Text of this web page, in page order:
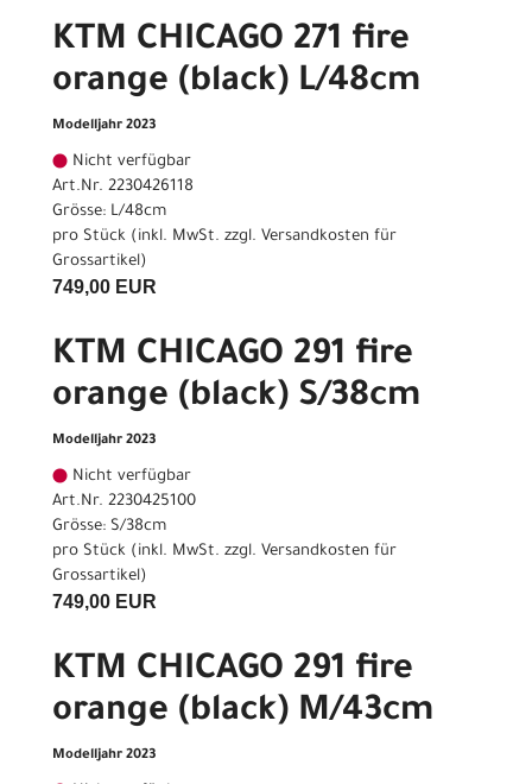
KTM CHICAGO 271 fire
orange (black) L/48cm
Modelljahr 2023
Nicht verfügbar
Art.Nr. 2230426118
Grösse: L/48cm
pro Stück (inkl. MwSt. zzgl. Versandkosten für
Grossartikel)
749,00 EUR
KTM CHICAGO 291 fire
orange (black) S/38cm
Modelljahr 2023
Nicht verfügbar
Art.Nr. 2230425100
Grösse: S/38cm
pro Stück (inkl. MwSt. zzgl. Versandkosten für
Grossartikel)
749,00 EUR
KTM CHICAGO 291 fire
orange (black) M/43cm
Modelljahr 2023